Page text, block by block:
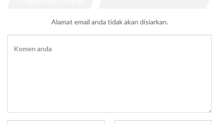
Alamat email anda tidak akan disiarkan.